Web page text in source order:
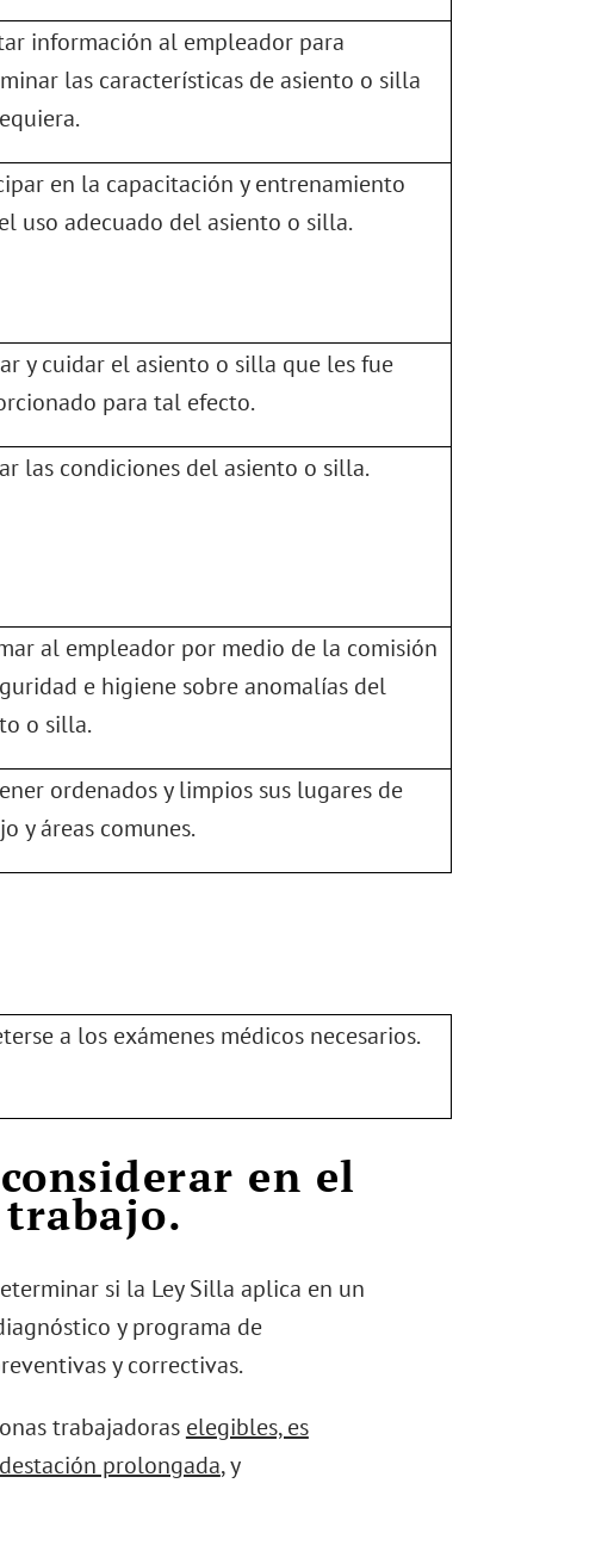
información al empleador para
las características de asiento o silla
en la capacitación y entrenamiento
uso adecuado del asiento o silla.
y cuidar el asiento o silla que les fue
para tal efecto.
las condiciones del asiento o silla.
al empleador por medio de la comisión
e higiene sobre anomalías del
o silla.
ordenados y limpios sus lugares de
y áreas comunes.
a los exámenes médicos necesarios.
en el
si la Ley Silla aplica en un
y programa de
y correctivas.
trabajadoras elegibles, es
prolongada, y